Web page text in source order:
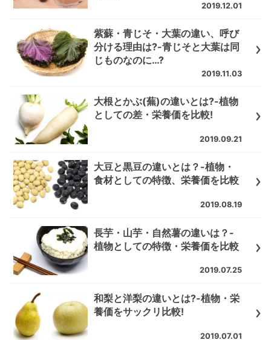
2019.12.01
紫蘇・青じそ・大葉の違い、呼び
分ける理由は?-青じそと大葉は同
じものなのに…?
2019.11.03
大根とかぶ(蕪)の違いとは?-植物
としての差・栄養価を比較!
2019.09.21
大豆と黒豆の違いとは？-植物・
食材としての特徴、栄養価を比較
2019.08.19
長芋・山芋・自然薯の違いは？-
植物としての特徴・栄養価を比較
2019.07.25
和梨と洋梨の違いとは?-植物・栄
養価をサックリ比較!
2019.07.01